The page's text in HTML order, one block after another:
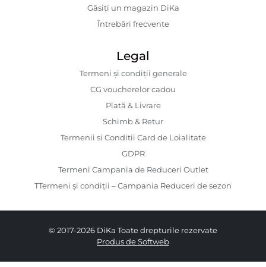
Găsiți un magazin DiKa
Întrebări frecvente
Legal
Termeni și condiții generale
CG voucherelor cadou
Plată & Livrare
Schimb & Retur
Termenii si Conditii Card de Loialitate
GDPR
Termeni Campania de Reduceri Outlet
TTermeni și condiții – Campania Reduceri de sezon
© 2017-2026 DiKa Toate drepturile rezervate
Produs de Softweb